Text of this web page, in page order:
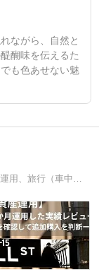
ながら、自然と
醐味を伝えるた
も色あせない魅